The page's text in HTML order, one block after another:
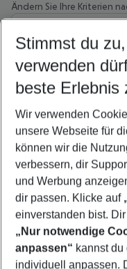
Ändern Sie Ihre Kriterien
Beliebiger
Wähle deinen
2 Erwachsene
Mehr
Footer
Footer navigation
Stimmst du
verwenden
beste Erlebnis
Wir verwenden
unsere Webseite für
können wir die
verbessern, dir
und Werbung
dir passen. Klicke auf
einverstanden bist.
„Nur notwendige
anpassen“ kannst
individuell anpassen.